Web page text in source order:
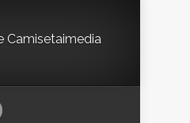
Camisetaimedia